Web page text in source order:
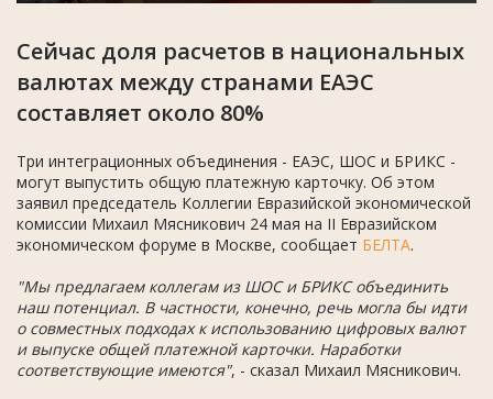
Сейчас доля расчетов в национальных
валютах между странами ЕАЭС
составляет около 80%
Три интеграционных объединения - ЕАЭС, ШОС и БРИКС -
могут выпустить общую платежную карточку. Об этом
заявил председатель Коллегии Евразийской экономической
комиссии Михаил Мясникович 24 мая на II Евразийском
экономическом форуме в Москве, сообщает БЕЛТА.
"Мы предлагаем коллегам из ШОС и БРИКС объединить
наш потенциал. В частности, конечно, речь могла бы идти
о совместных подходах к использованию цифровых валют
и выпуске общей платежной карточки. Наработки
соответствующие имеются", - сказал Михаил Мясникович.